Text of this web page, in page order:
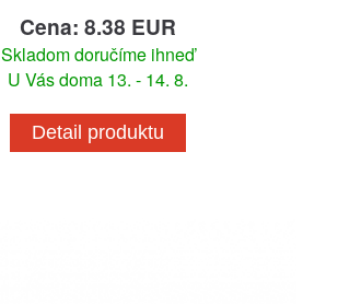
Cena: 8.38 EUR
Skladom doručíme ihneď
U Vás doma 13. - 14. 8.
Detail produktu